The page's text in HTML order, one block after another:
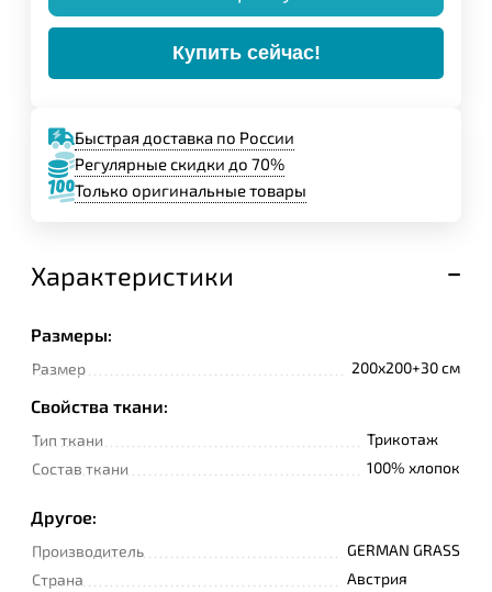
Купить сейчас!
Быстрая доставка по России
Регулярные скидки до 70%
Только оригинальные товары
Характеристики
Размеры:
Размер 200x200+30 см
Свойства ткани:
Тип ткани
Трикотаж
Состав ткани
100% хлопок
Другое:
Производитель
GERMAN GRASS
Страна
Австрия